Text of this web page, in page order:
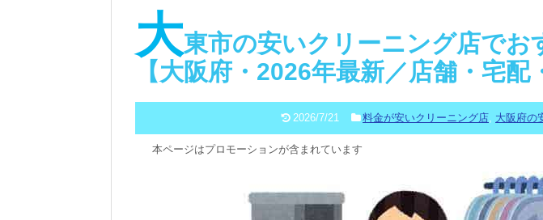
大東市の安いクリーニング店でお
【大阪府・2026年最新／店舗・宅配
2026/7/21 料金が安いクリーニング店, 大阪府の
本ページはプロモーションが含まれています